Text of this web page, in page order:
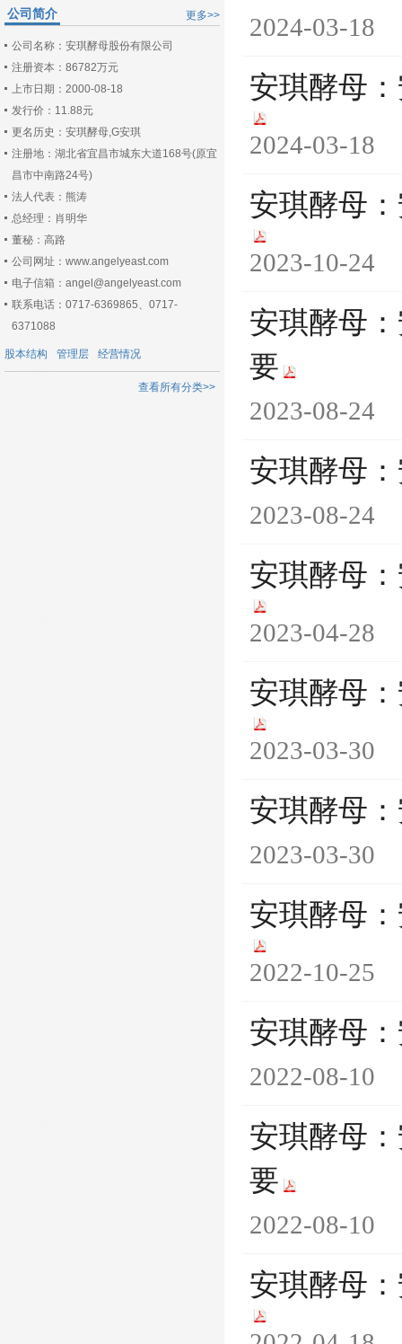
更多>>
公司简介
公司名称：安琪酵母股份有限公司
注册资本：86782万元
上市日期：2000-08-18
发行价：11.88元
更名历史：安琪酵母,G安琪
注册地：湖北省宜昌市城东大道168号(原宜
昌市中南路24号)
法人代表：熊涛
总经理：肖明华
董秘：高路
公司网址：www.angelyeast.com
电子信箱：angel@angelyeast.com
联系电话：0717-6369865、0717-
6371088
股本结构 管理层 经营情况
查看所有分类>>
2024-03-18
安琪酵母
2024-03-18
安琪酵母
2023-10-24
安琪酵母
要
2023-08-24
安琪酵母
2023-08-24
安琪酵母
2023-04-28
安琪酵母
2023-03-30
安琪酵母
2023-03-30
安琪酵母
2022-10-25
安琪酵母
2022-08-10
安琪酵母
要
2022-08-10
安琪酵母